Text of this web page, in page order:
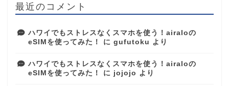
最近のコメント
ハワイでもストレスなくスマホを使う！airaloの
eSIMを使ってみた！
に gufutoku より
ハワイでもストレスなくスマホを使う！airaloの
eSIMを使ってみた！
に jojojo より